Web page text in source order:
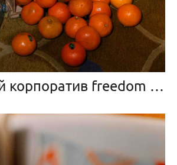
Новогодний корпоратив freedom management в St.Regis Abu Dhabi